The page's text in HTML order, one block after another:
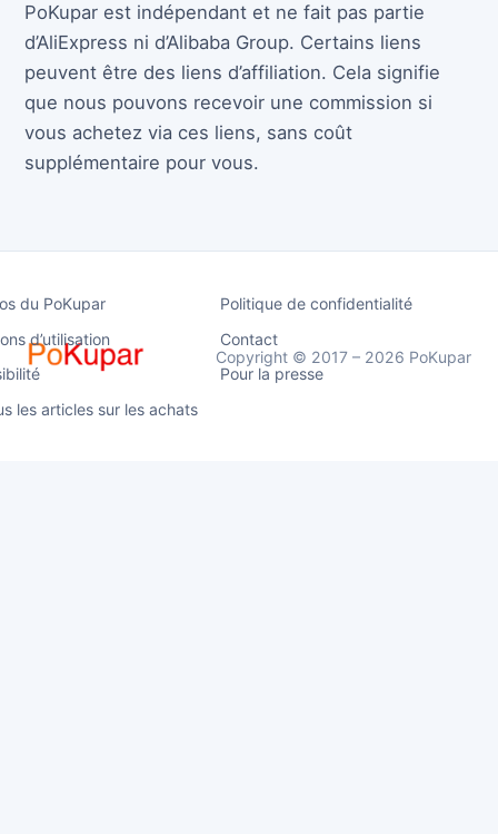
PoKupar est indépendant et ne fait pas partie
d’AliExpress ni d’Alibaba Group. Certains liens
peuvent être des liens d’affiliation. Cela signifie
que nous pouvons recevoir une commission si
vous achetez via ces liens, sans coût
supplémentaire pour vous.
du PoKupar
Politique de confidentialité
d’utilisation
Contact
Pour la presse
les articles sur les achats
Copyright © 2017 – 2026 PoKupar